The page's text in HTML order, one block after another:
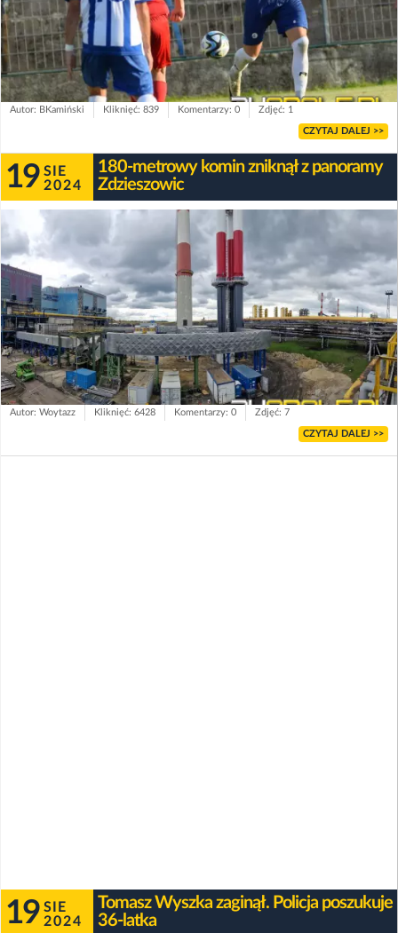
Autor: BKamiński Kliknięć: 839 Komentarzy: 0 Zdjęć: 1
CZYTAJ DALEJ >>
19 SIE
2024
180-metrowy komin zniknął z panoramy
Zdzieszowic
Autor: Woytazz Kliknięć: 6428 Komentarzy: 0 Zdjęć: 7
CZYTAJ DALEJ >>
19 SIE
2024
Tomasz Wyszka zaginął. Policja poszukuje
36-latka